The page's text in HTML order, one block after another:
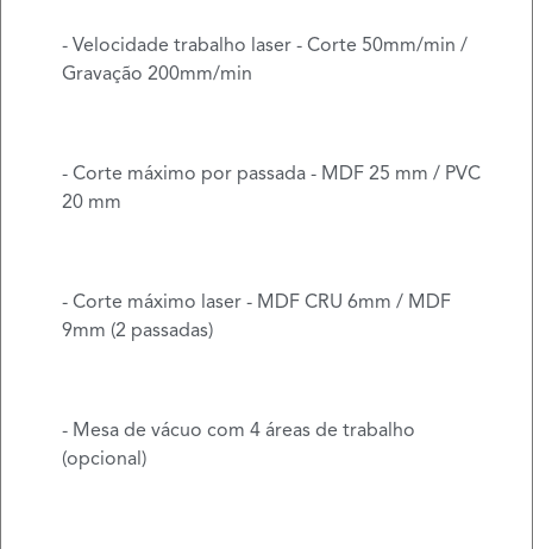
- Velocidade trabalho laser - Corte 50mm/min /
Gravação 200mm/min
- Corte máximo por passada - MDF 25 mm / PVC
20 mm
- Corte máximo laser - MDF CRU 6mm / MDF
9mm (2 passadas)
- Mesa de vácuo com 4 áreas de trabalho
(opcional)